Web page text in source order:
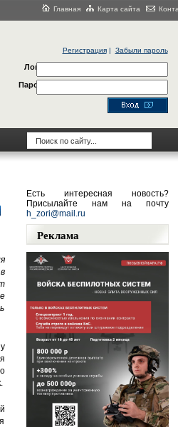
Главная Карта сайта
Регистрация| Забыли пароль
Логин
Пароль
Есть интересная новость?
Присылайте нам на почту
h_zori@mail.ru
Реклама